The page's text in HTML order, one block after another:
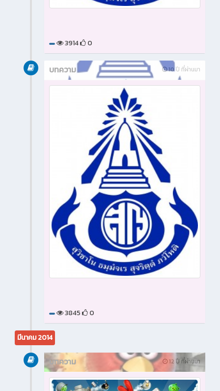
3914 0
10 ปี ที่ผ่านมา
บทความ
3845 0
มีนาคม 2014
12 ปี ที่ผ่านมา
บทความ